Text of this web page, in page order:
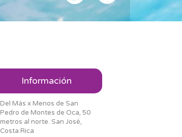
Información
Del Más x Menos de San
Pedro de Montes de Oca, 50
metros al norte. San José,
Costa Rica